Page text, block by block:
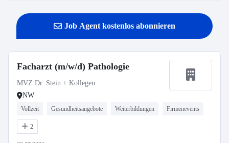
Job Agent kostenlos abonnieren
Facharzt (m/w/d) Pathologie
MVZ Dr. Stein + Kollegen
NW
Vollzeit Gesundheitsangebote Weiterbildungen Firmenevents
2